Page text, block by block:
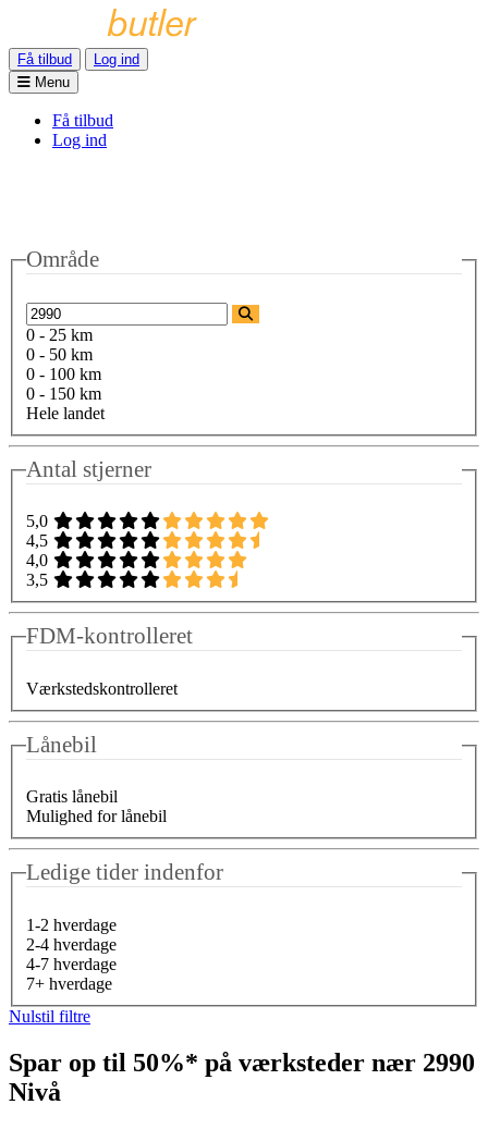
Få tilbud
Log ind
Menu
Få tilbud
Log ind
Område
0 - 25 km
0 - 50 km
0 - 100 km
0 - 150 km
Hele landet
Antal stjerner
5,0
4,5
4,0
3,5
FDM-kontrolleret
Værkstedskontrolleret
Lånebil
Gratis lånebil
Mulighed for lånebil
Ledige tider indenfor
1-2 hverdage
2-4 hverdage
4-7 hverdage
7+ hverdage
Nulstil filtre
Spar op til 50%* på værksteder nær 2990
Nivå